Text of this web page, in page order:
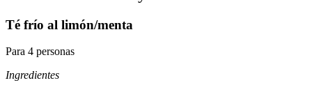
Té frío al limón/menta
Para 4 personas
Ingredientes